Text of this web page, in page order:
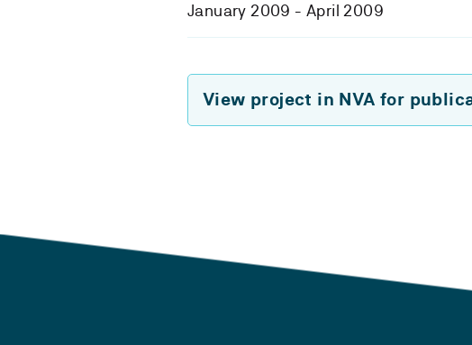
January 2009 - April 2009
View project in NVA for